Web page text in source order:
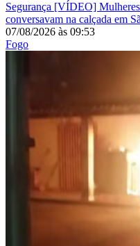
Segurança [VÍDEO] Mulheres
conversavam na calçada em
07/08/2026 às 09:53
Fogo